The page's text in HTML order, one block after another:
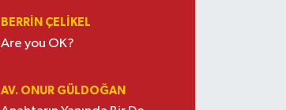
BERRIN ÇELIKEL
Are you OK?
AV. ONUR GÜLDOĞAN